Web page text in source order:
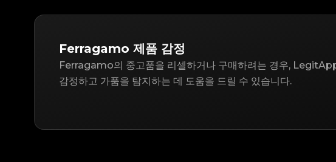
Ferragamo 제품 감정
Ferragamo의 중고품을 리셀하거나 구매하려는 경우,
감정하고 가품을 탐지하는 데 도움을 드릴 수 있습니다.